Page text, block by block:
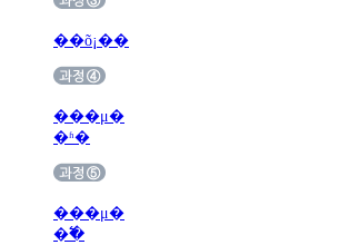
��õ¡��
���μ�
�ʱ�
���μ�
�߱�